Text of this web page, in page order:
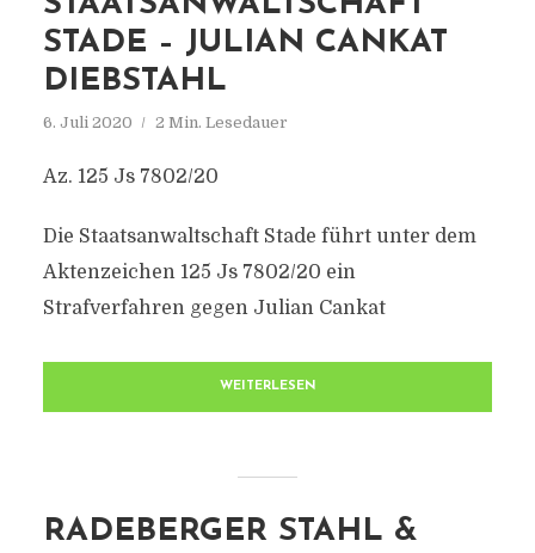
STADE – JULIAN CANKAT
DIEBSTAHL
6. Juli 2020 2 Min. Lesedauer
Az. 125 Js 7802/20
Die Staatsanwaltschaft Stade führt unter dem
Aktenzeichen 125 Js 7802/20 ein
Strafverfahren gegen Julian Cankat
WEITERLESEN
RADEBERGER STAHL &